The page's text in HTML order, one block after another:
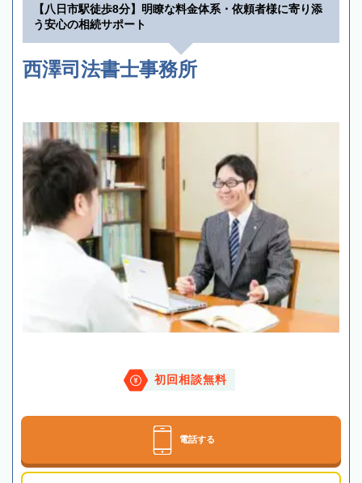
【八日市駅徒歩8分】明瞭な料金体系・依頼者様に寄り添
う安心の相続サポート
西澤司法書士事務所
初回相談無料
電話する